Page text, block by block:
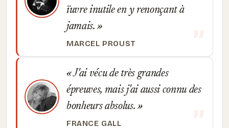
ïuvre inutile en y renonçant à
jamais.
MARCEL PROUST
J'ai vécu de très grandes
épreuves, mais j'ai aussi connu des
bonheurs absolus.
FRANCE GALL